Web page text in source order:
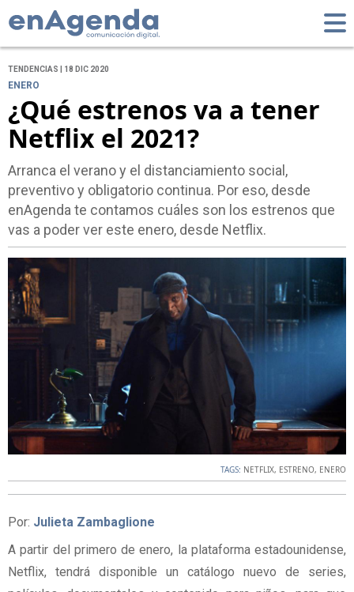
TENDENCIAS | 18 DIC 2020
ENERO
¿Qué estrenos va a tener
Netflix el 2021?
Arranca el verano y el distanciamiento social,
preventivo y obligatorio continua. Por eso, desde
enAgenda te contamos cuáles son los estrenos que
vas a poder ver este enero, desde Netflix.
TAGS: NETFLIX, ESTRENO, ENERO
Por: Julieta Zambaglione
A partir del primero de enero, la plataforma estadounidense,
Netflix, tendrá disponible un catálogo nuevo de series,